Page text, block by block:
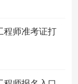
程师准考证打